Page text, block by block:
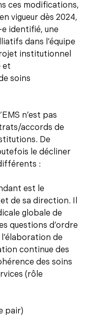
ces modifications,
vigueur dès 2024,
identifié, une
dans l’équipe
institutionnel
et
soins
n’est pas
accords de
De
le décliner
:
est le
de sa direction. Il
globale de
questions d’ordre
de
continue des
des soins
(rôle
pair)